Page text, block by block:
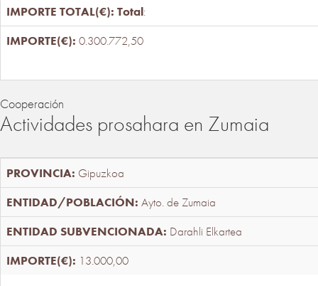
Total:
0.300.772,50
Cooperación
Actividades prosahara en Zumaia
Gipuzkoa
Ayto. de Zumaia
Darahli Elkartea
13.000,00